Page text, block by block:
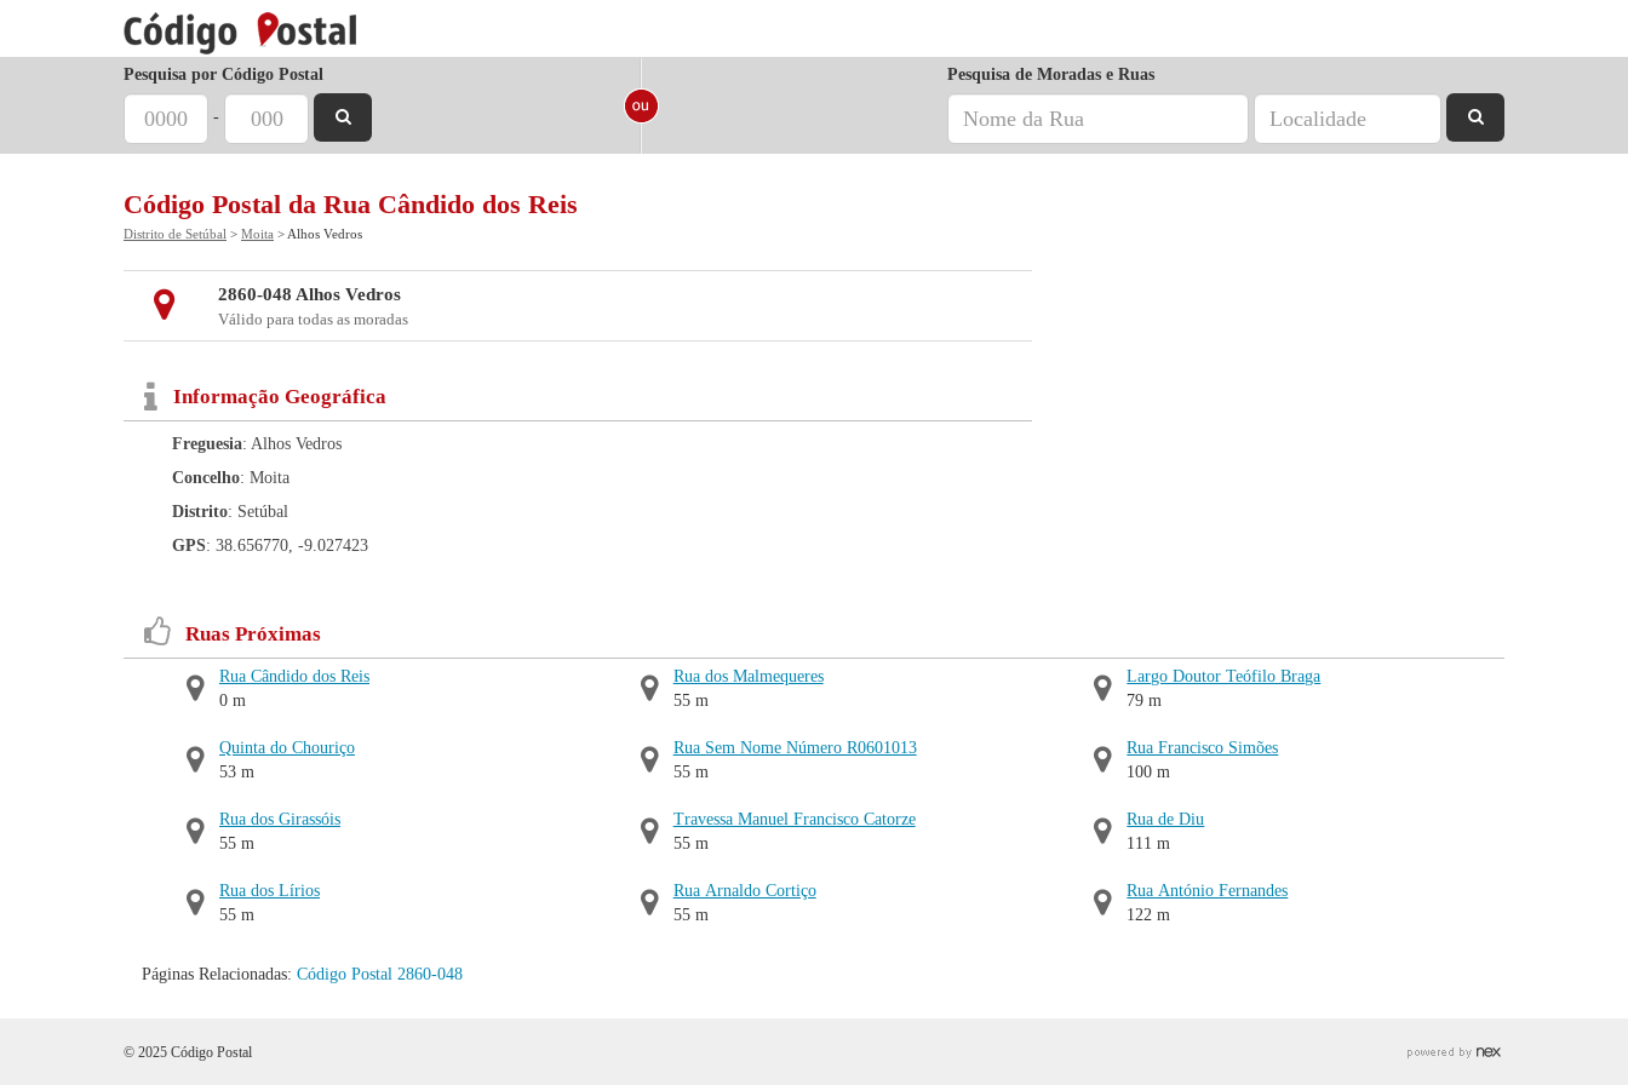
Pesquisa por Código Postal
-
Pesquisa de Moradas e Ruas
Código Postal da Rua Cândido dos Reis
Distrito de Setúbal > Moita > Alhos Vedros
2860-048 Alhos Vedros
Válido para todas as moradas
Informação Geográfica
Freguesia: Alhos Vedros
Concelho: Moita
Distrito: Setúbal
GPS: 38.656770, -9.027423
Ruas Próximas
Rua Cândido dos Reis
0 m
Quinta do Chouriço
53 m
Rua dos Girassóis
55 m
Rua dos Lírios
55 m
Rua dos Malmequeres
55 m
Rua Sem Nome Número R0601013
55 m
Travessa Manuel Francisco Catorze
55 m
Rua Arnaldo Cortiço
55 m
Largo Doutor Teófilo Braga
79 m
Rua Francisco Simões
100 m
Rua de Diu
111 m
Rua António Fernandes
122 m
Páginas Relacionadas: Código Postal 2860-048
© 2025 Código Postal